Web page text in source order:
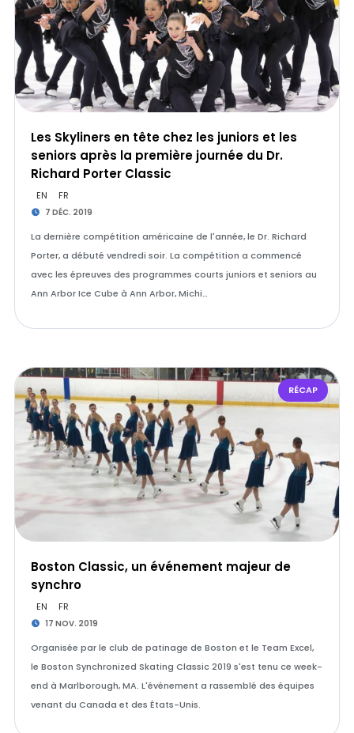
Les Skyliners en tête chez les juniors et les
seniors après la première journée du Dr.
Richard Porter Classic
EN FR
7 DÉC. 2019
La dernière compétition américaine de l'année, le Dr. Richard
Porter, a débuté vendredi soir. La compétition a commencé
avec les épreuves des programmes courts juniors et seniors au
Ann Arbor Ice Cube à Ann Arbor, Michi…
RÉCAP
Boston Classic, un événement majeur de
synchro
EN FR
17 NOV. 2019
Organisée par le club de patinage de Boston et le Team Excel,
le Boston Synchronized Skating Classic 2019 s'est tenu ce week-
end à Marlborough, MA. L'événement a rassemblé des équipes
venant du Canada et des États-Unis.